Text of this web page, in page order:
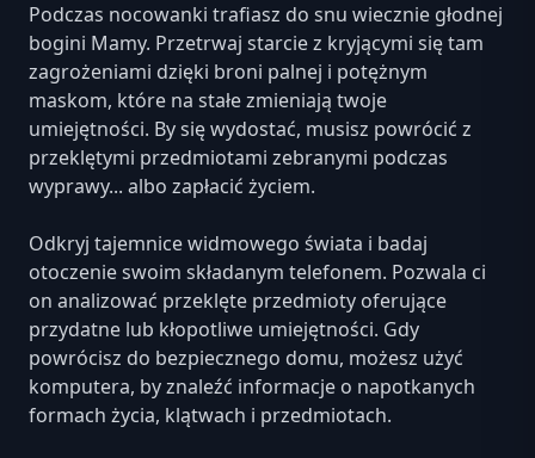
Podczas nocowanki trafiasz do snu wiecznie głodnej
bogini Mamy. Przetrwaj starcie z kryjącymi się tam
zagrożeniami dzięki broni palnej i potężnym
maskom, które na stałe zmieniają twoje
umiejętności. By się wydostać, musisz powrócić z
przeklętymi przedmiotami zebranymi podczas
wyprawy... albo zapłacić życiem.
Odkryj tajemnice widmowego świata i badaj
otoczenie swoim składanym telefonem. Pozwala ci
on analizować przeklęte przedmioty oferujące
przydatne lub kłopotliwe umiejętności. Gdy
powrócisz do bezpiecznego domu, możesz użyć
komputera, by znaleźć informacje o napotkanych
formach życia, klątwach i przedmiotach.